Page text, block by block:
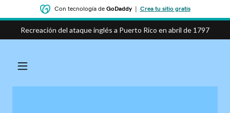
Con tecnología de GoDaddy| Crea tu sitio gratis
Recreación del ataque inglés a Puerto Rico en abril de 1797